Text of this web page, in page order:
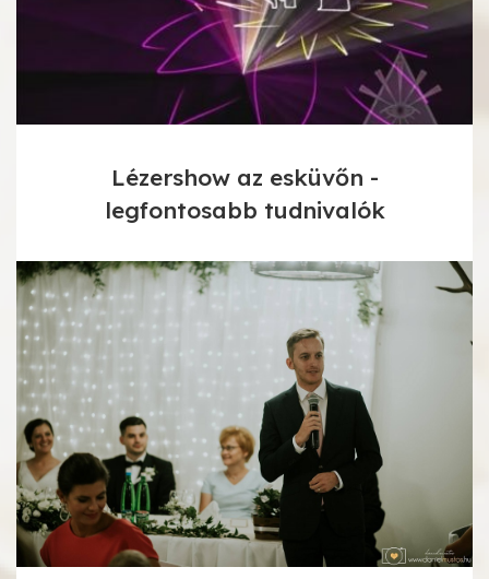
Lézershow az esküvőn -
legfontosabb tudnivalók